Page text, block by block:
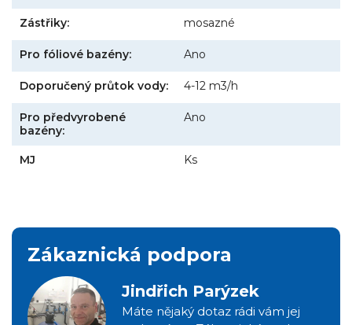
Zástřiky: mosazné
Pro fóliové bazény: Ano
Doporučený průtok vody: 4-12 m3/h
Pro předvyrobené
bazény:
Ano
MJ Ks
Zákaznická podpora
Jindřich Parýzek
Máte nějaký dotaz rádi vám jej